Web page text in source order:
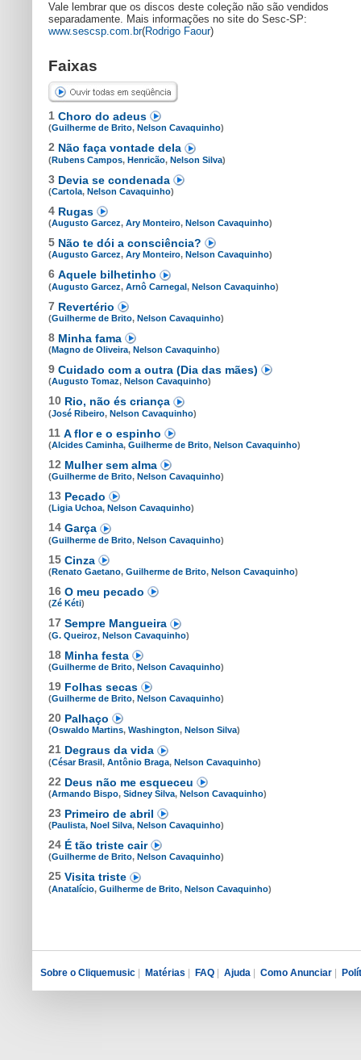
Vale lembrar que os discos deste coleção não são vendidos
separadamente. Mais informações no site do Sesc-SP:
www.sescsp.com.br(Rodrigo Faour)
Faixas
1 Choro do adeus
(Guilherme de Brito, Nelson Cavaquinho)
2 Não faça vontade dela
(Rubens Campos, Henricão, Nelson Silva)
3 Devia se condenada
(Cartola, Nelson Cavaquinho)
4 Rugas
(Augusto Garcez, Ary Monteiro, Nelson Cavaquinho)
5 Não te dói a consciência?
(Augusto Garcez, Ary Monteiro, Nelson Cavaquinho)
6 Aquele bilhetinho
(Augusto Garcez, Arnô Carnegal, Nelson Cavaquinho)
7 Revertério
(Guilherme de Brito, Nelson Cavaquinho)
8 Minha fama
(Magno de Oliveira, Nelson Cavaquinho)
9 Cuidado com a outra (Dia das mães)
(Augusto Tomaz, Nelson Cavaquinho)
10 Rio, não és criança
(José Ribeiro, Nelson Cavaquinho)
11 A flor e o espinho
(Alcides Caminha, Guilherme de Brito, Nelson Cavaquinho)
12 Mulher sem alma
(Guilherme de Brito, Nelson Cavaquinho)
13 Pecado
(Ligia Uchoa, Nelson Cavaquinho)
14 Garça
(Guilherme de Brito, Nelson Cavaquinho)
15 Cinza
(Renato Gaetano, Guilherme de Brito, Nelson Cavaquinho)
16 O meu pecado
(Zé Kéti)
17 Sempre Mangueira
(G. Queiroz, Nelson Cavaquinho)
18 Minha festa
(Guilherme de Brito, Nelson Cavaquinho)
19 Folhas secas
(Guilherme de Brito, Nelson Cavaquinho)
20 Palhaço
(Oswaldo Martins, Washington, Nelson Silva)
21 Degraus da vida
(César Brasil, Antônio Braga, Nelson Cavaquinho)
22 Deus não me esqueceu
(Armando Bispo, Sidney Silva, Nelson Cavaquinho)
23 Primeiro de abril
(Paulista, Noel Silva, Nelson Cavaquinho)
24 É tão triste cair
(Guilherme de Brito, Nelson Cavaquinho)
25 Visita triste
(Anatalício, Guilherme de Brito, Nelson Cavaquinho)
Sobre o Cliquemusic | Matérias | FAQ | Ajuda | Como Anunciar |